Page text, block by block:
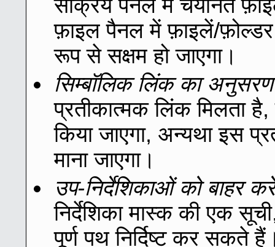
सक्रिय पैनल में चयनित
फ़ाइल पैनल में फ़ाइलें/
रूप से सक्षम हो जाएगा।
सिम्बॉलिक लिंक का
प्रतीकात्मक लिंक मिलता है,
किया जाएगा, अन्यथा इस
माना जाएगा।
उप-निर्देशिकाओं को बाहर करें
निर्देशिका मास्क की एक
पूर्ण पथ निर्दिष्ट कर सकते